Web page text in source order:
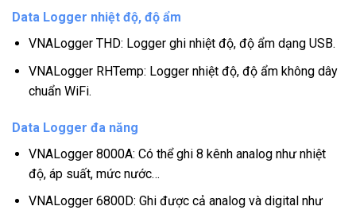
Data Logger nhiệt độ, độ ẩm
VNALogger THD: Logger ghi nhiệt độ, độ ẩm dạng USB.
VNALogger RHTemp: Logger nhiệt độ, độ ẩm không dây
chuẩn WiFi.
Data Logger đa năng
VNALogger 8000A: Có thể ghi 8 kênh analog như nhiệt
độ, áp suất, mức nước…
VNALogger 6800D: Ghi được cả analog và digital như